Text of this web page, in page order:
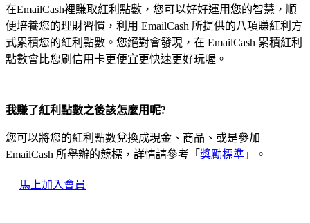
在EmailCash裡賺取紅利點數，您可以好好運用您的智慧，順
便培養您的理財習慣，利用 EmailCash 所提供的八項賺紅利方
式累積您的紅利點數。您絕對會發現，在 EmailCash 累積紅利
點數會比您刷信用卡更便宜更快速更好玩喔。
我賺了紅利點數之後該怎麼用呢?
您可以將您的紅利點數兌換成現金、商品、或是參加
EmailCash 所舉辦的競標，詳情請參考「 獎勵標準 」。
馬上加入會員